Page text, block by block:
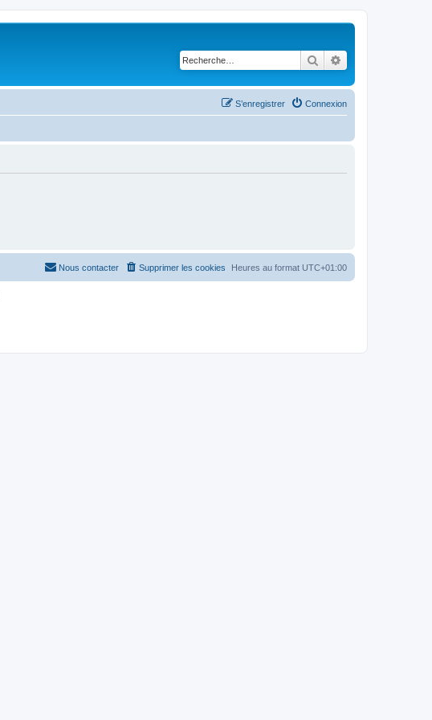
Rechercher
Connexion
S’enregistrer
Heures au format UTC+01:00
Supprimer les cookies
Nous contacter